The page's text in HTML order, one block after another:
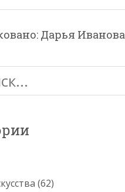
Дарья Иванова
(62)